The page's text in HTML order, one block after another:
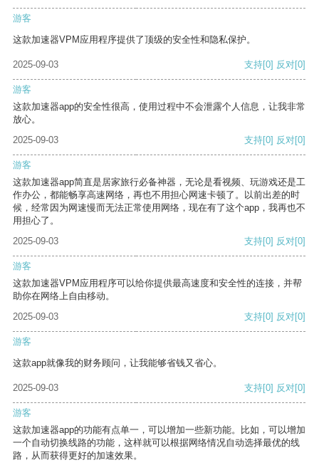
游客
这款加速器VPM应用程序提供了顶级的安全性和隐私保护。
2025-09-03 支持[0] 反对[0]
游客
这款加速器app的安全性很高，使用过程中不会泄露个人信息，让我非常
放心。
2025-09-03
支持[0] 反对[0]
游客
这款加速器app简直是居家旅行必备神器，无论是看视频、玩游戏还是工
作办公，都能畅享高速网络，再也不用担心网速卡顿了。以前出差的时
候，经常因为网速慢而无法正常使用网络，现在有了这个app，我再也不
用担心了。
2025-09-03
支持[0] 反对[0]
游客
这款加速器VPM应用程序可以给你提供最高速度和安全性的连接，并帮
助你在网络上自由移动。
2025-09-03
支持[0] 反对[0]
游客
这款app就像我的财务顾问，让我能够省钱又省心。
2025-09-03 支持[0] 反对[0]
游客
这款加速器app的功能有点单一，可以增加一些新功能。比如，可以增加
一个自动切换线路的功能，这样就可以根据网络情况自动选择最优的线
路，从而获得更好的加速效果。